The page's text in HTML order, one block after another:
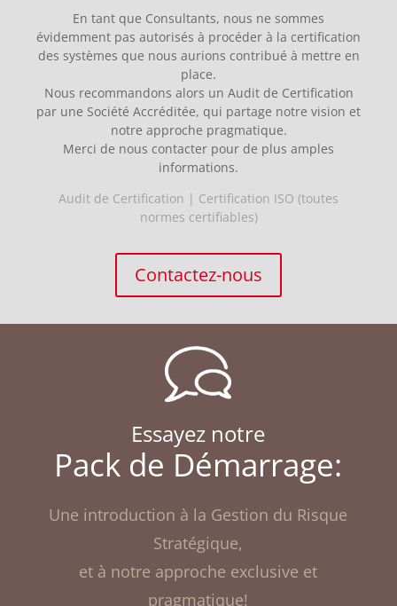
En tant que Consultants, nous ne sommes
évidemment pas autorisés à procéder à la certification
des systèmes que nous aurions contribué à mettre en
place.
Nous recommandons alors un Audit de Certification
par une Société Accréditée, qui partage notre vision et
notre approche pragmatique.
Merci de nous contacter pour de plus amples
informations.
Audit de Certification | Certification ISO (toutes
normes certifiables)
Contactez-nous
Essayez notre
Pack de Démarrage:
Une introduction à la Gestion du Risque
Stratégique,
et à notre approche exclusive et
pragmatique!